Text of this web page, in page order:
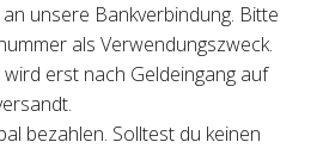
unsere Bankverbindung. Bitte
als Verwendungszweck.
erst nach Geldeingang auf
bezahlen. Solltest du keinen